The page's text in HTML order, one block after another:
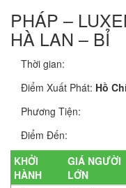
PHÁP –
HÀ LAN – BỈ
Thời gian:
Điểm Xuất Phát: Hồ
Phương Tiện:
Điểm Đến:
KHỞI
HÀNH
GIÁ NGƯỜI
LỚN